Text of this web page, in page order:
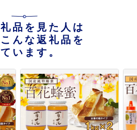
品を見た人は
んな返礼品を
います。